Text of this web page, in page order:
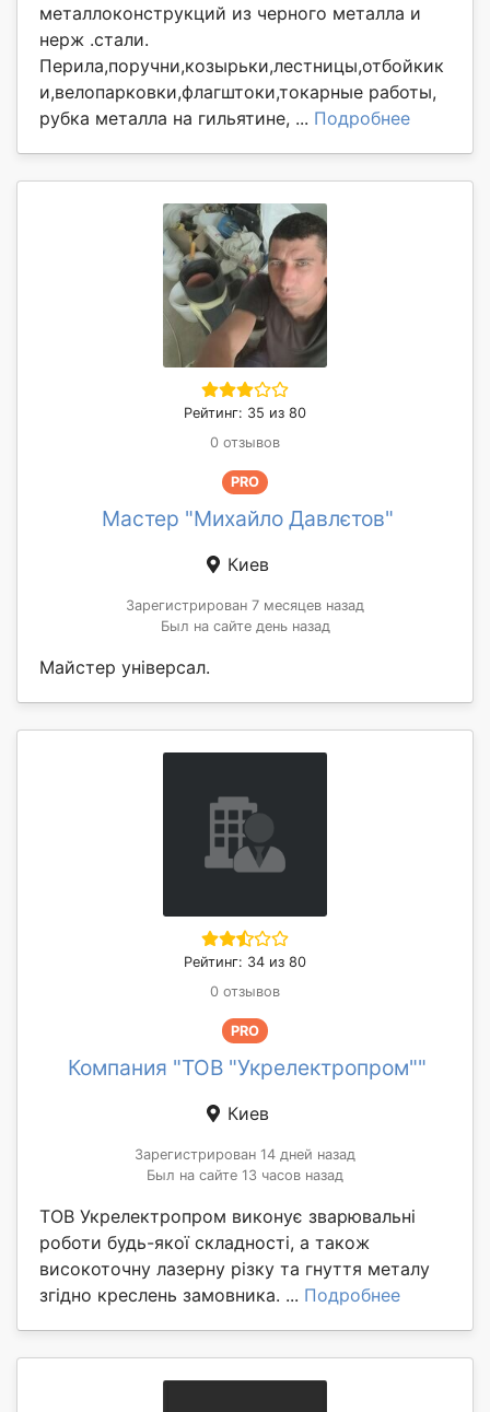
металлоконструкций из черного металла и
нерж .стали.
Перила,поручни,козырьки,лестницы,отбойкик
и,велопарковки,флагштоки,токарные работы,
рубка металла на гильятине, ... Подробнее
Рейтинг: 35 из 80
0 отзывов
PRO
Мастер "Михайло Давлєтов"
Киев
Зарегистрирован 7 месяцев назад
Был на сайте день назад
Майстер універсал.
Рейтинг: 34 из 80
0 отзывов
PRO
Компания "ТОВ "Укрелектропром""
Киев
Зарегистрирован 14 дней назад
Был на сайте 13 часов назад
ТОВ Укрелектропром виконує зварювальні
роботи будь-якої складності, а також
високоточну лазерну різку та гнуття металу
згідно креслень замовника. ... Подробнее